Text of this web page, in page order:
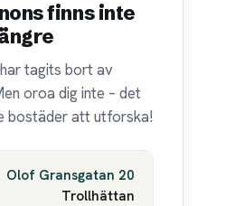
finns inte
tagits bort av
oroa dig inte – det
bostäder att utforska!
Olof Gransgatan 20
Trollhättan